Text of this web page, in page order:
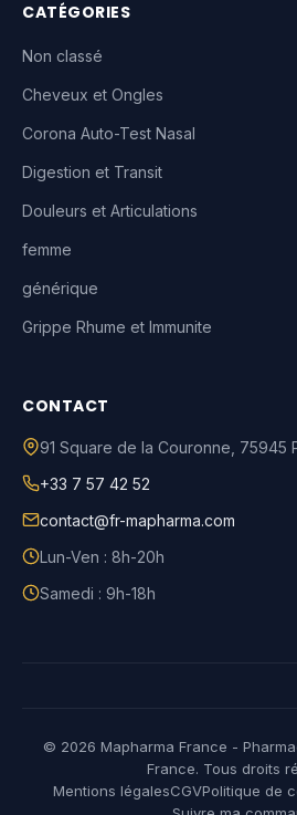
CATÉGORIES
Non classé
Cheveux et Ongles
Corona Auto-Test Nasal
Digestion et Transit
Douleurs et Articulations
femme
générique
Grippe Rhume et Immunite
CONTACT
91 Square de la Couronne 75945
+33 7 57 42 52
contact@fr-mapharma.com
Lun-Ven : 8h-20h
Samedi : 9h-18h
© 2026 Mapharma France -
France. Tous droits
Mentions légalesCGVPolitique de